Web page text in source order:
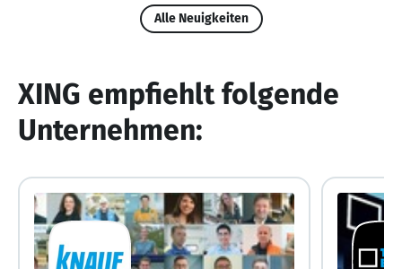
Alle Neuigkeiten
XING empfiehlt folgende
Unternehmen: